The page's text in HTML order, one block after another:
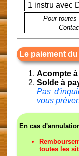
1 instru avec
Pour toutes
Le paiement
Acompte
Solde à
Pas
vous
En cas
toutes les